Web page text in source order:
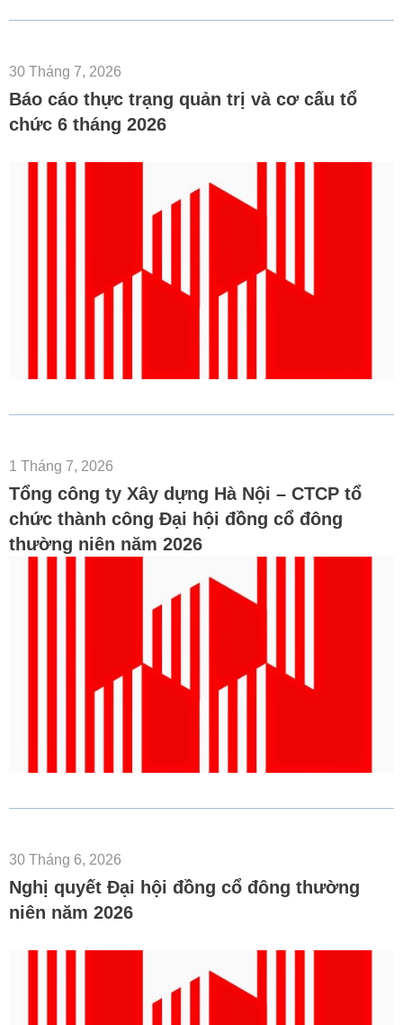
30 Tháng 7, 2026
Báo cáo thực trạng quản trị và cơ cấu tổ
chức 6 tháng 2026
1 Tháng 7, 2026
Tổng công ty Xây dựng Hà Nội – CTCP tổ
chức thành công Đại hội đồng cổ đông
thường niên năm 2026
30 Tháng 6, 2026
Nghị quyết Đại hội đồng cổ đông thường
niên năm 2026